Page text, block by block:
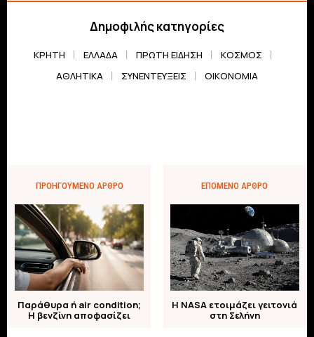
Δημοφιλής κατηγορίες
ΚΡΗΤΗ ΕΛΛΆΔΑ ΠΡΏΤΗ ΕΊΔΗΣΗ
ΚΌΣΜΟΣ
ΑΘΛΗΤΙΚΆ
ΣΥΝΕΝΤΕΎΞΕΙΣ ΟΙΚΟΝΟΜΊΑ
ΠΡΟΗΓΟΎΜΕΝΟ ΆΡΘΡΟ
Παράθυρα ή air condition;
Η βενζίνη αποφασίζει
ΕΠΌΜΕΝΟ ΆΡΘΡΟ
Η NASA ετοιμάζει γειτονιά
στη Σελήνη